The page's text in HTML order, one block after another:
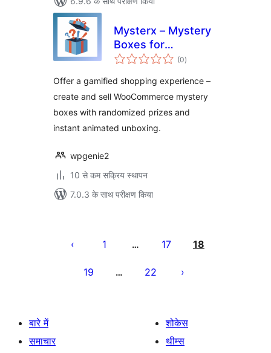
Mysterx – Mystery
Boxes for
WooCommerce
(0कुल
दर)
Offer a gamified shopping experience –
create and sell WooCommerce mystery
boxes with randomized prizes and
instant animated unboxing.
wpgenie2
10 से कम सक्रिय स्थापन
7.0.3 के साथ परीक्षण किया
पेजिनेशन
1 … 17 18
19 … 22
बारे में
समाचार
शोकेस
थीम्स